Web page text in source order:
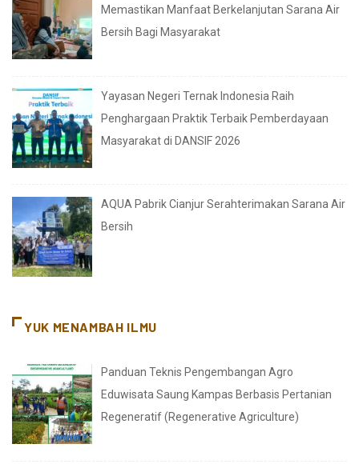
Memastikan Manfaat Berkelanjutan Sarana Air
Bersih Bagi Masyarakat
Yayasan Negeri Ternak Indonesia Raih
Penghargaan Praktik Terbaik Pemberdayaan
Masyarakat di DANSIF 2026
AQUA Pabrik Cianjur Serahterimakan Sarana Air
Bersih
YUK MENAMBAH ILMU
Panduan Teknis Pengembangan Agro
Eduwisata Saung Kampas Berbasis Pertanian
Regeneratif (Regenerative Agriculture)